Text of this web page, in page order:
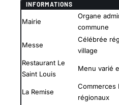
INFORMATIONS
Mairie
Organe
commune
Messe
Célébrée
village
Restaurant Le
Saint Louis
Menu varié
La Remise
Commerces
régionaux